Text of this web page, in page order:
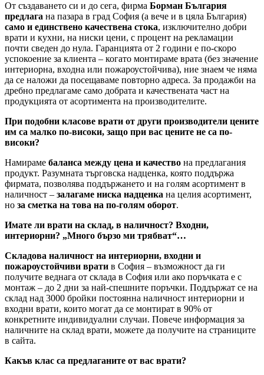
От създаването си и до сега, фирма Борман България
предлага на пазара в град София (а вече и в цяла България)
само и единствено качествена стока, изключително добри
врати и кухни, на ниски цени, с процент на рекламации
почти сведен до нула. Гаранцията от 2 години е по-скоро
успокоение за клиента – когато монтираме врата (без значение
интериорна, входна или пожароустойчива), ние знаем че няма
да се наложи да посещаваме повторно адреса. За продажби на
дребно предлагаме само добрата и качествената част на
продукцията от асортимента на производителите.
При подобни класове врати от други производители цените
им са малко по-високи, защо при вас цените не са по-
високи?
Намираме баланса между цена и качество на предлагания
продукт. Разумната търговска надценка, която поддържа
фирмата, позволява поддържането и на голям асортимент в
наличност – залагаме ниска надценка на целия асортимент,
но за сметка на това на по-голям оборот.
Имате ли врати на склад, в наличност? Входни,
интериорни? „Много бързо ми трябват“…
Складова наличност на интериорни, входни и
пожароустойчиви врати в София – възможност да ги
получите веднага от склада в София или ако поръчката е с
монтаж – до 2 дни за най-спешните поръчки. Поддържат се на
склад над 3000 бройки постоянна наличност интериорни и
входни врати, които могат да се монтират в 90% от
конкретните индивидуални случаи. Повече информация за
наличните на склад врати, можете да получите на страниците
в сайта.
Какъв клас са предлаганите от вас врати?